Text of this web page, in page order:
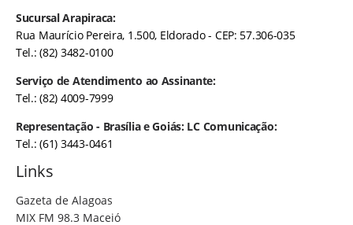
Sucursal Arapiraca:
Rua Maurício Pereira, 1.500, Eldorado - CEP: 57.306-035
Tel.: (82) 3482-0100
Serviço de Atendimento ao Assinante:
Tel.: (82) 4009-7999
Representação - Brasília e Goiás: LC Comunicação:
Tel.: (61) 3443-0461
Links
Gazeta de Alagoas
MIX FM 98.3 Maceió